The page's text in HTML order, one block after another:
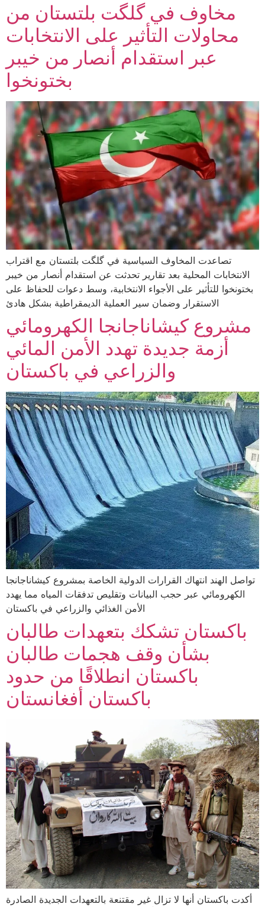
مخاوف في گلگت بلتستان من
محاولات التأثير على الانتخابات
عبر استقدام أنصار من خيبر
بختونخوا
تصاعدت المخاوف السياسية في گلگت بلتستان مع اقتراب
الانتخابات المحلية بعد تقارير تحدثت عن استقدام أنصار من خيبر
بختونخوا للتأثير على الأجواء الانتخابية، وسط دعوات للحفاظ على
الاستقرار وضمان سير العملية الديمقراطية بشكل هادئ
مشروع كيشاناجانجا الكهرومائي
أزمة جديدة تهدد الأمن المائي
والزراعي في باكستان
تواصل الهند انتهاك القرارات الدولية الخاصة بمشروع كيشاناجانجا
الكهرومائي عبر حجب البيانات وتقليص تدفقات المياه مما يهدد
الأمن الغذائي والزراعي في باكستان
باكستان تشكك بتعهدات طالبان
بشأن وقف هجمات طالبان
باكستان انطلاقًا من حدود
باكستان أفغانستان
أكدت باكستان أنها لا تزال غير مقتنعة بالتعهدات الجديدة الصادرة